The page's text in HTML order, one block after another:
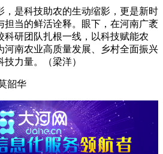
，是科技助农的生动缩影，更是新时
担当的鲜活诠释。眼下，在河南广袤
科研团队扎根一线，以科技赋能农
河南农业高质量发展、乡村全面振兴
力量。（梁洋）
韶华